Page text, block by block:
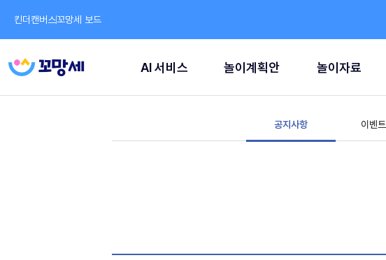
킨더캔버스꼬망세 보드
AI 서비스 놀이계획안 놀이자료
공지사항 이벤트